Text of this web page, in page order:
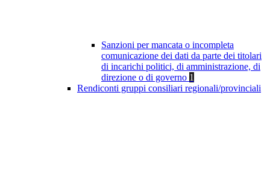
Sanzioni per mancata o incompleta
comunicazione dei dati da parte dei titolari
di incarichi politici, di amministrazione, di
direzione o di governo 1
Rendiconti gruppi consiliari regionali/provinciali